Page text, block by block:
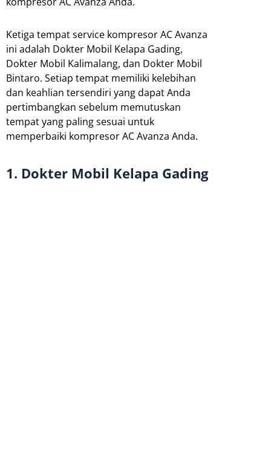
Ketiga tempat service kompresor AC Avanza
ini adalah Dokter Mobil Kelapa Gading,
Dokter Mobil Kalimalang, dan Dokter Mobil
Bintaro. Setiap tempat memiliki kelebihan
dan keahlian tersendiri yang dapat Anda
pertimbangkan sebelum memutuskan
tempat yang paling sesuai untuk
memperbaiki kompresor AC Avanza Anda.
1. Dokter Mobil Kelapa Gading